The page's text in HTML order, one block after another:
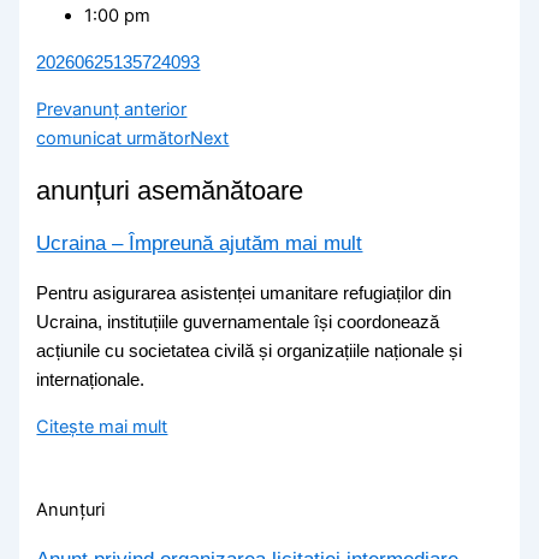
1:00 pm
20260625135724093
Prevanunț anterior
comunicat următorNext
anunțuri asemănătoare
Ucraina – Împreună ajutăm mai mult
Pentru asigurarea asistenței umanitare refugiaților din
Ucraina, instituțiile guvernamentale își coordonează
acțiunile cu societatea civilă și organizațiile naționale și
internaționale.
Citește mai mult
Anunțuri